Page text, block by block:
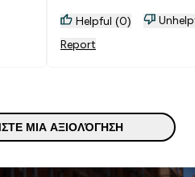
Helpful (0)
Report
ΜΙΑ ΑΞΙΟΛΌΓΗΣΗ